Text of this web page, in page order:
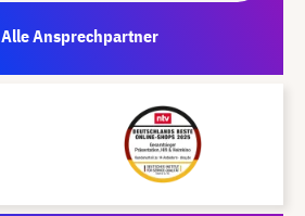
Alle Ansprechpartner